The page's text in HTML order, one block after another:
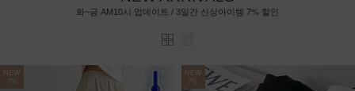
화~금 AM10시 업데이트 / 3일간 신상아이템 7% 할인
NEW
7%
NEW
7%